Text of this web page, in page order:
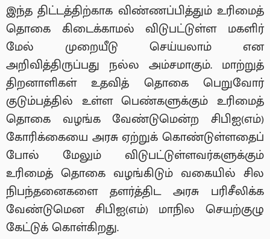
இந்த திட்டத்திற்காக விண்ணப்பித்தும் உரிமைத்
தொகை கிடைக்காமல் விடுபட்டுள்ள மகளிர்
மேல் முறையீடு செய்யலாம் என
அறிவித்திருப்பது நல்ல அம்சமாகும். மாற்றுத்
திறனாளிகள் உதவித் தொகை பெறுவோர்
குடும்பத்தில் உள்ள பெண்களுக்கும் உரிமைத்
தொகை வழங்க வேண்டுமென்ற சிபிஐ(எம்)
கோரிக்கையை அரசு ஏற்றுக் கொண்டுள்ளதைப்
போல் மேலும் விடுபட்டுள்ளவர்களுக்கும்
உரிமைத் தொகை வழங்கிடும் வகையில் சில
நிபந்தனைகளை தளர்த்திட அரசு பரிசீலிக்க
வேண்டுமென சிபிஐ(எம்) மாநில செயற்குழு
கேட்டுக் கொள்கிறது.